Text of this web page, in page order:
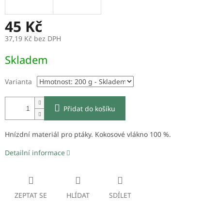
45 Kč
37,19 Kč bez DPH
cena:
Skladem
Varianta
Přidat do košíku
Hnízdní materiál pro ptáky. Kokosové vlákno 100 %.
Detailní informace
ZEPTAT SE HLÍDAT SDÍLET